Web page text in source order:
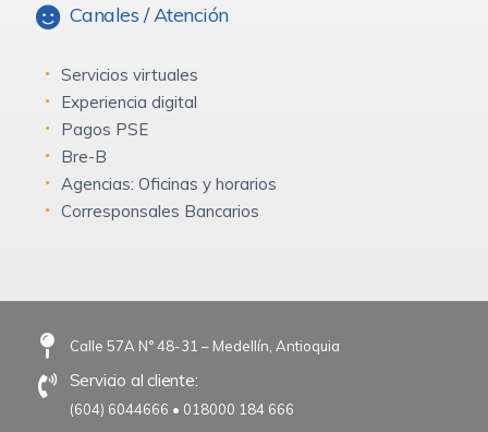
Canales / Atención
Servicios virtuales
Experiencia digital
Pagos PSE
Bre-B
Agencias: Oficinas y horarios
Corresponsales Bancarios
Calle 57A N° 48-31 – Medellín, Antioquia
Servicio al cliente:
(604) 6044666 • 018000 184 666